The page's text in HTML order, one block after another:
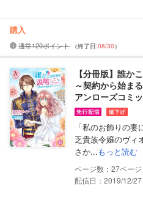
購入
通常120ポイント （終了日:08/30）
【分冊版】誰か
～契約から始ま
アンローズコミッ
「私のお飾りの
乏貴族令嬢のヴィ
さか...もっと読む
27
配信日：2019/12/27